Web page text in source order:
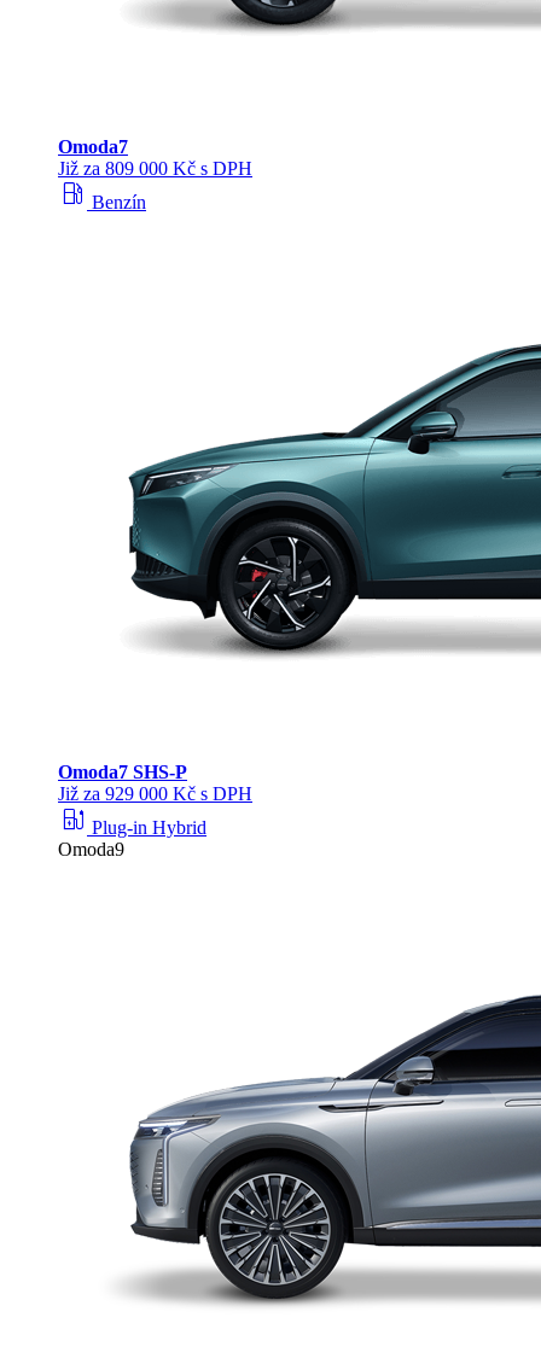
Omoda7
Již za 809 000 Kč s DPH
local_gas_station Benzín
Omoda7 SHS-P
Již za 929 000 Kč s DPH
ev_station Plug-in Hybrid
Omoda9